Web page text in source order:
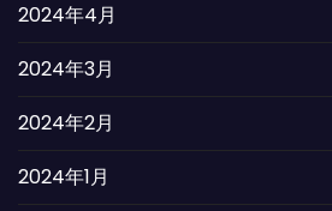
2024年4月
2024年3月
2024年2月
2024年1月